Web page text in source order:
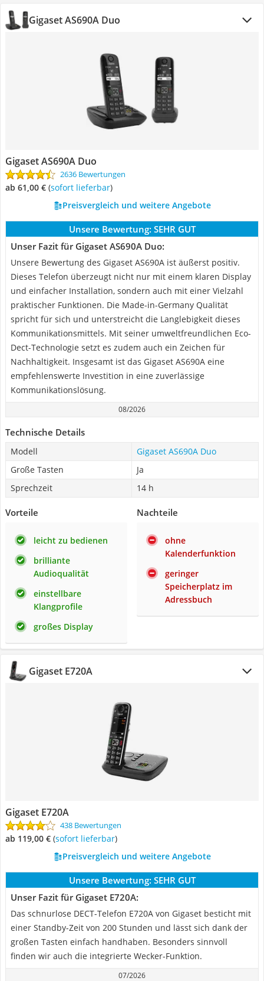
Gigaset AS690A Duo
Gigaset AS690A Duo
2636 Bewertungen
ab 61,00 € ( Sofort lieferbar)
Preisvergleich und weitere Angebote
Unsere Bewertung: SEHR GUT
Unser Fazit für Gigaset AS690A Duo:
Unsere Bewertung des Gigaset AS690A ist äußerst positiv.
Dieses Telefon überzeugt nicht nur mit einem klaren Display
und einfacher Installation, sondern auch mit einer Vielzahl
praktischer Funktionen. Die Made-in-Germany Qualität
spricht für sich und unterstreicht die Langlebigkeit dieses
Kommunikationsmittels. Mit seiner umweltfreundlichen Eco-
Dect-Technologie setzt es zudem auch ein Zeichen für
Nachhaltigkeit. Insgesamt ist das Gigaset AS690A eine
empfehlenswerte Investition in eine zuverlässige
Kommunikationslösung.
08/2026
Technische Details
Modell
Gigaset AS690A Duo
Große Tasten
Ja
Sprechzeit
14 h
Vorteile
leicht zu bedienen
brilliante
Audioqualität
einstellbare
Klangprofile
großes Display
Nachteile
ohne
Kalenderfunktion
geringer
Speicherplatz im
Adressbuch
Gigaset E720A
Gigaset E720A
438 Bewertungen
ab 119,00 € ( Sofort lieferbar)
Preisvergleich und weitere Angebote
Unsere Bewertung: SEHR GUT
Unser Fazit für Gigaset E720A:
Das schnurlose DECT-Telefon E720A von Gigaset besticht mit
einer Standby-Zeit von 200 Stunden und lässt sich dank der
großen Tasten einfach handhaben. Besonders sinnvoll
finden wir auch die integrierte Wecker-Funktion.
07/2026